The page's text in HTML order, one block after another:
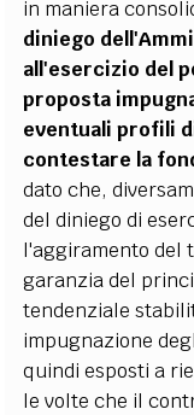
in maniera
diniego
all'esercizio del
proposta
eventuali profili
contestare la
dato che,
del diniego di
l'aggiramento del
garanzia del
tendenziale
impugnazione
quindi esposti a
le volte che il